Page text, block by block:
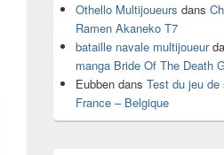
Othello Multijoueurs dans
Ramen Akaneko T7
bataille navale multijoueur
manga Bride Of The Death
Eubben dans Test du jeu
France – Belgique